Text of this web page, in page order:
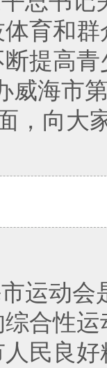
育和
提高
威海市
，向大
运动
合性
民良